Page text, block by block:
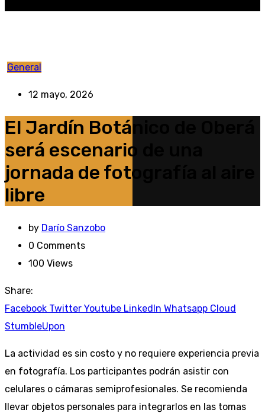
General
12 mayo, 2026
El Jardín Botánico de Oberá
será escenario de una
jornada de fotografía al aire
libre
by Darío Sanzobo
0 Comments
100 Views
Share:
Facebook Twitter Youtube LinkedIn Whatsapp Cloud
StumbleUpon
La actividad es sin costo y no requiere experiencia previa
en fotografía. Los participantes podrán asistir con
celulares o cámaras semiprofesionales. Se recomienda
llevar objetos personales para integrarlos en las tomas